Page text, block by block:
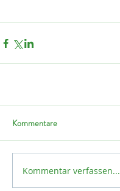
Kommentare
Kommentar verfassen...